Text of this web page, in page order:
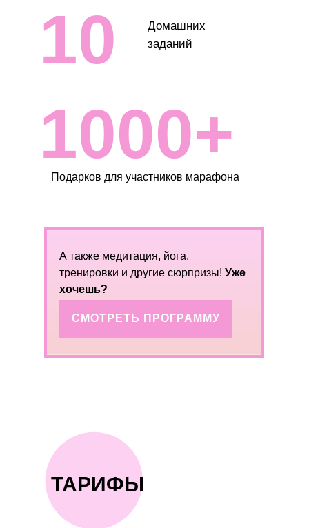
10
Домашних
заданий
1000+
Подарков для участников марафона
А также медитация, йога,
тренировки и другие сюрпризы! Уже
хочешь?
СМОТРЕТЬ ПРОГРАММУ
ТАРИФЫ